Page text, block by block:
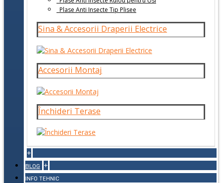
Plase Anti Insecte Tip Plisee
Sina & Accesorii Draperii Electrice
Accesorii Montaj
Închideri Terase
+
BLOG +
INFO TEHNIC